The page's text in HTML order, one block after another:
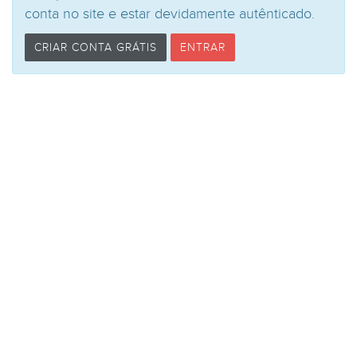
conta no site e estar devidamente autênticado.
CRIAR CONTA GRÁTIS ENTRAR